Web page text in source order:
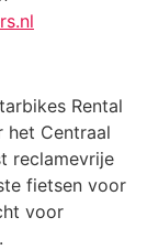
Rental
het Centraal
reclamevrije
fietsen voor
voor